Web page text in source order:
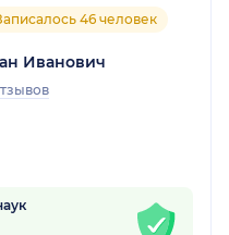
46 человек
Иванович